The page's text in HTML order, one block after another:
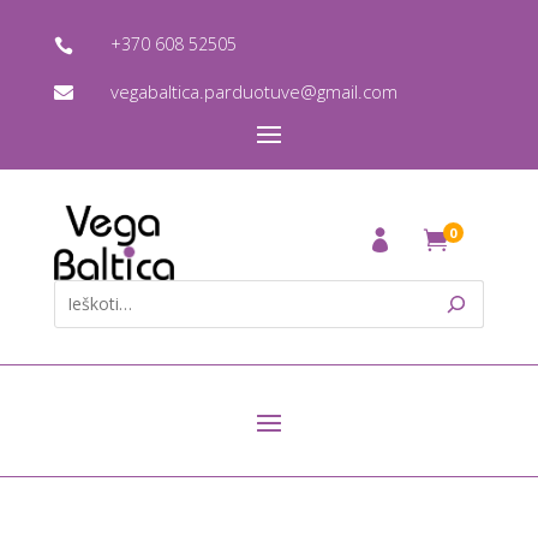
 +370 608 52505
 vegabaltica.parduotuve@gmail.com
0